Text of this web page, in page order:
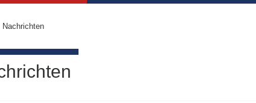
Marktdaten
Nachrichten